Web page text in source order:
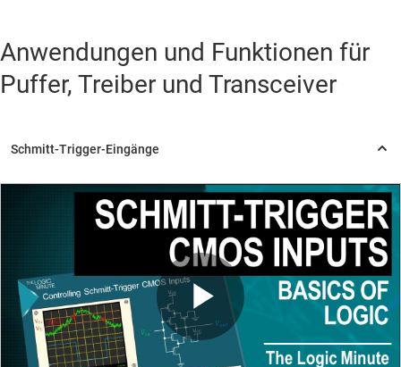
Anwendungen und Funktionen für
Puffer, Treiber und Transceiver
Play